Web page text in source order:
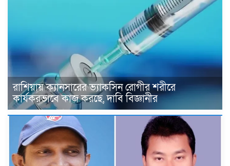
রাশিয়ায় ক্যানসারের ভ্যাকসিন রোগীর শরীরে
কার্যকরভাবে কাজ করছে, দাবি বিজ্ঞানীর